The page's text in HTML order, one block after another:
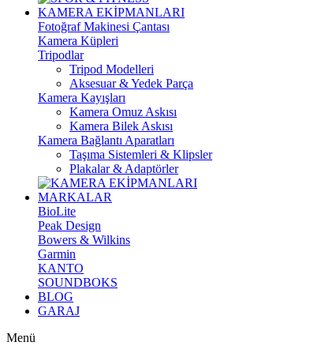
KAMERA EKİPMANLARI
Fotoğraf Makinesi Çantası
Kamera Küpleri
Tripodlar
Tripod Modelleri
Aksesuar & Yedek Parça
Kamera Kayışları
Kamera Omuz Askısı
Kamera Bilek Askısı
Kamera Bağlantı Aparatları
Taşıma Sistemleri & Klipsler
Plakalar & Adaptörler
MARKALAR
BioLite
Peak Design
Bowers & Wilkins
Garmin
KANTO
SOUNDBOKS
BLOG
GARAJ
Menü